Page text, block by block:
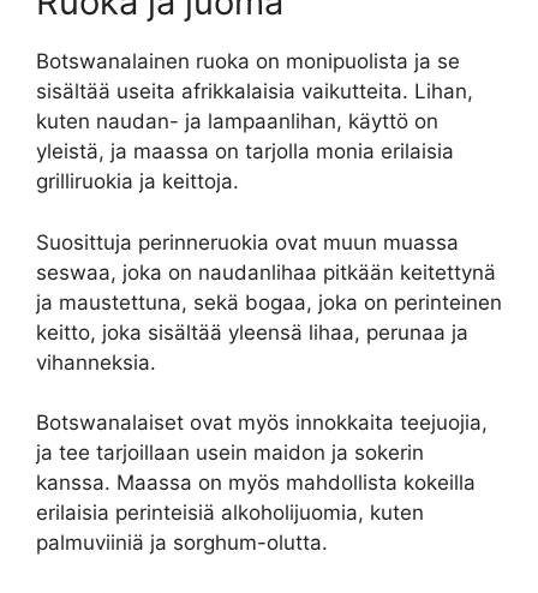
Botswanalainen ruoka on monipuolista ja se
sisältää useita afrikkalaisia vaikutteita. Lihan,
kuten naudan- ja lampaanlihan, käyttö on
yleistä, ja maassa on tarjolla monia erilaisia
grilliruokia ja keittoja.
Suosittuja perinneruokia ovat muun muassa
seswaa, joka on naudanlihaa pitkään keitettynä
ja maustettuna, sekä bogaa, joka on perinteinen
keitto, joka sisältää yleensä lihaa, perunaa ja
vihanneksia.
Botswanalaiset ovat myös innokkaita teejuojia,
ja tee tarjoillaan usein maidon ja sokerin
kanssa. Maassa on myös mahdollista kokeilla
erilaisia perinteisiä alkoholijuomia, kuten
palmuviiniä ja sorghum-olutta.